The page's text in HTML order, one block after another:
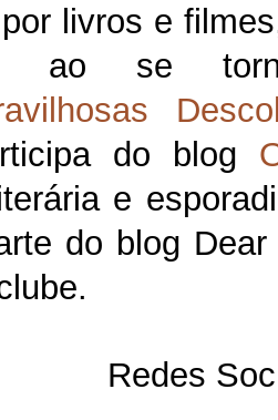
livros e
ao se
do blog
e
do blog
Redes